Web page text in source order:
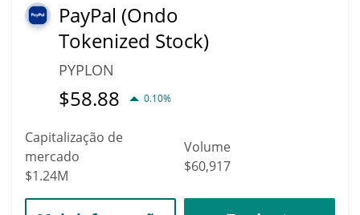
PayPal (Ondo
Tokenized Stock)
PYPLON
$58.88 0.10%
Capitalização de
mercado
$1.24M
Volume
$60,917